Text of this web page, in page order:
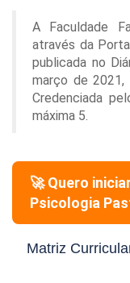
A Faculdade
através da
publicada no
março de 2021,
Credenciada
máxima 5.
🚀 Quero
Psicologia
Matriz